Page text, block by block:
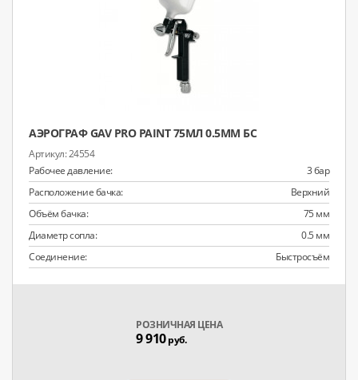
АЭРОГРАФ GAV PRO PAINT 75МЛ 0.5ММ БС
24554
Рабочее давление:
3 бар
Расположение бачка:
Верхний
Объём бачка:
75 мм
Диаметр сопла:
0.5 мм
Соединение:
Быстросъём
РОЗНИЧНАЯ ЦЕНА
9 910руб.